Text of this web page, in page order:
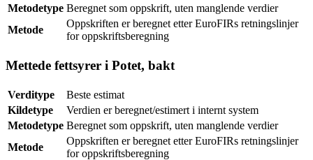
Metodetype Beregnet som oppskrift, uten manglende verdier
Metode
Oppskriften er beregnet etter EuroFIRs retningslinjer
for oppskriftsberegning
Mettede fettsyrer i Potet, bakt
Verditype
Beste estimat
Kildetype
Verdien er beregnet/estimert i internt system
Metodetype Beregnet som oppskrift, uten manglende verdier
Metode
Oppskriften er beregnet etter EuroFIRs retningslinjer
for oppskriftsberegning